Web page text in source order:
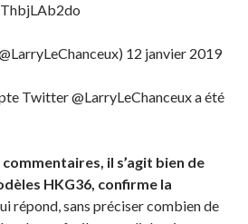
12 janvier 2019
Twitter @LarryLeChanceux a été
il s’agit bien de
HKG36, confirme la
répond, sans préciser combien de